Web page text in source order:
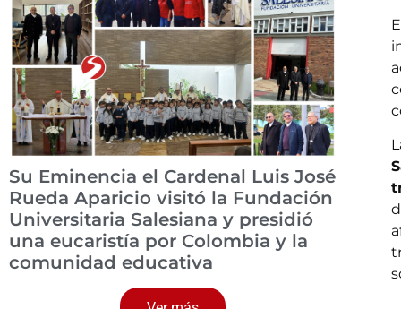
Su Eminencia el Cardenal Luis José
Rueda Aparicio visitó la Fundación
Universitaria Salesiana y presidió
una eucaristía por Colombia y la
comunidad educativa